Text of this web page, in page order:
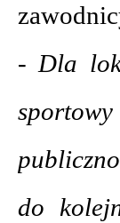
- Dla
do